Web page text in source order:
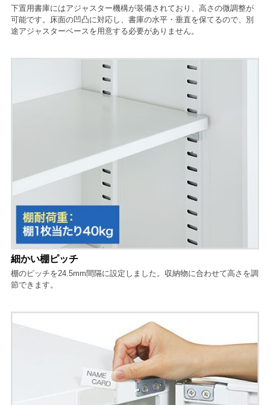
下置用書庫にはアジャスター機構が装備されており、高さの微調整が
可能です。床面の凹凸に対応し、書庫の水平・垂直を保てるので、別
途アジャスターベースを用意する必要がありません。
細かい棚ピッチ
棚のピッチを24.5mm間隔に設定しました。収納物に合わせて高さを調
節できます。